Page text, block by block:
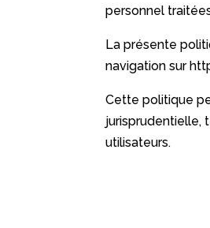
personnel
La présente
navigation sur
Cette politique
jurisprudentielle,
utilisateurs.